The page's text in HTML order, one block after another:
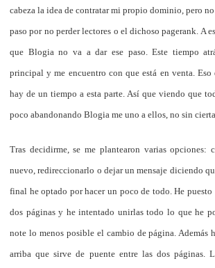
cabeza la idea de contratar mi propio dominio, pero
paso por no perder lectores o el dichoso pagerank. A
que Blogia no va a dar ese paso. Este tiempo
principal y me encuentro con que está en venta.
hay de un tiempo a esta parte. Así que viendo que
poco abandonando Blogia me uno a ellos, no sin cierta
Tras decidirme, se me plantearon varias
nuevo, redireccionarlo o dejar un mensaje diciendo
final he optado por hacer un poco de todo. He
dos páginas y he intentado unirlas todo lo que he
note lo menos posible el cambio de página. Además
arriba que sirve de puente entre las dos páginas.